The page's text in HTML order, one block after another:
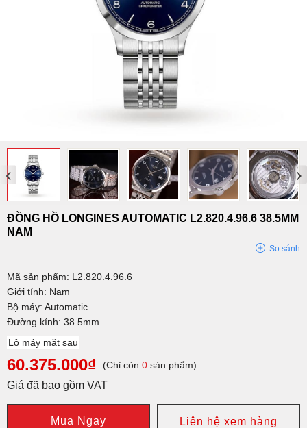
‹ ›
ĐỒNG HỒ LONGINES AUTOMATIC L2.820.4.96.6 38.5MM
NAM
So sánh
Mã sản phẩm: L2.820.4.96.6
Giới tính: Nam
Bộ máy: Automatic
Đường kính: 38.5mm
Lộ máy mặt sau
60.375.000₫ (Chỉ còn 0 sản phẩm)
Giá đã bao gồm VAT
Mua Ngay Liên hệ xem hàng